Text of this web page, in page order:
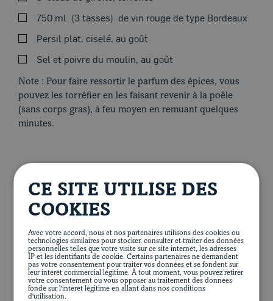
Blogue
750 ml
3 tasses
de vin rouge de type Bordeaux
Persil plat, ciselé, au goût
Sel et poivre du moulin, au goût
Note : Pour faire ressortir le parfum des épices, vous
pouvez les torréfier en les faisant revenir à la poêle
(sans corps gras), à feu moyen en remuant quelques
minutes.
clous de girofle, les joues de porc et le vin. Saler et
Faire réduire jusqu’à ce que le liquide soit sirupeux.
Verser sur le porc et les légumes dans la mijoteuse,
s’assurer que la viande soit bien nappée de sauce.
de blé au thym, d'une polenta crémeuse ou d'une purée
Mélanger tous les ingrédients et cuire dans une cocotte
au four environ 3 heures à 160 °C (325 °F).
VALEUR NUTRITIVE (PAR PORTION)
308 calories 24 g de protéines
122 mg de sodium
CE SITE UTILISE DES
COOKIES
Avec votre accord, nous et nos partenaires utilisons des cookies ou
technologies similaires pour stocker, consulter et traiter des données
personnelles telles que votre visite sur ce site internet, les adresses
IP et les identifiants de cookie. Certains partenaires ne demandent
pas votre consentement pour traiter vos données et se fondent sur
leur intérêt commercial légitime. À tout moment, vous pouvez retirer
votre consentement ou vous opposer au traitement des données
fondé sur l'intérêt légitime en allant dans nos conditions
d'utilisation.